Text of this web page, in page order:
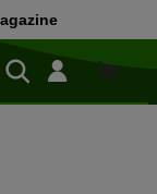
Shop